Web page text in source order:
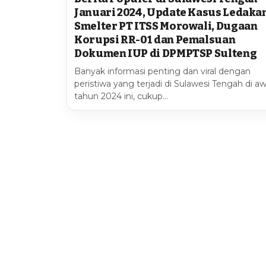
Januari 2024, Update Kasus
Smelter PT ITSS Morowali, Dugaan
Korupsi RR-01 dan Pemalsuan
Dokumen IUP di DPMPTSP Sulteng
Banyak informasi penting dan viral dengan
peristiwa yang terjadi di Sulawesi Tengah di
tahun 2024 ini, cukup…